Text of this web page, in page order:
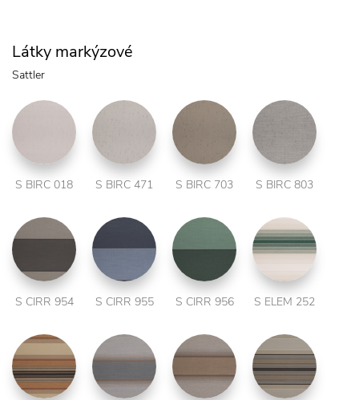
Látky markýzové
Sattler
S BIRC 018 S BIRC 471 S BIRC 703 S BIRC 803
S CIRR 954 S CIRR 955 S CIRR 956 S ELEM 252